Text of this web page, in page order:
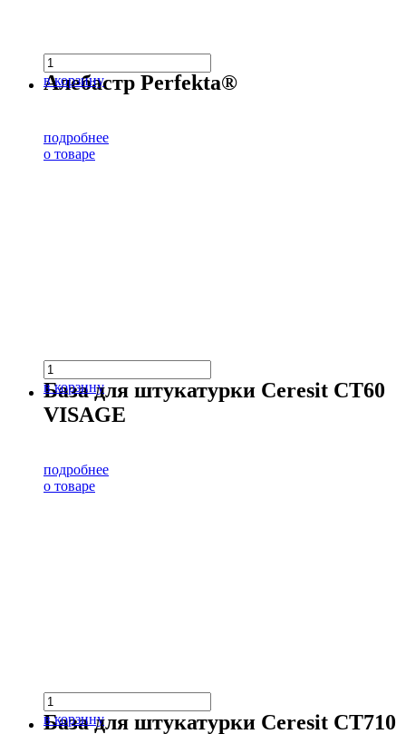
в корзину
Алебастр Perfekta®
подробнее
о товаре
в корзину
База для штукатурки Ceresit CT60
VISAGE
подробнее
о товаре
в корзину
База для штукатурки Ceresit CT710